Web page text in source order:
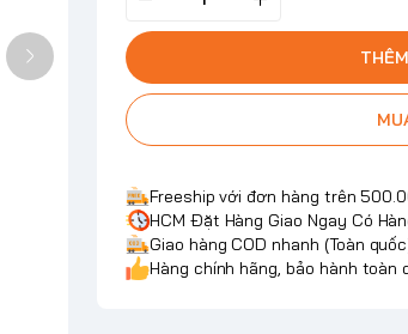
Freeship với đơn hàng trên
HCM Đặt Hàng Giao Ngay Có
Giao hàng COD nhanh (Toàn
Hàng chính hãng, bảo hành toàn